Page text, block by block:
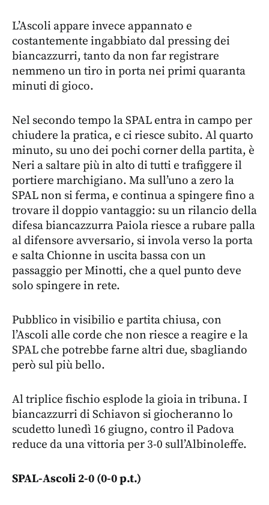
L’Ascoli appare invece appannato e
costantemente ingabbiato dal pressing dei
biancazzurri, tanto da non far registrare
nemmeno un tiro in porta nei primi quaranta
minuti di gioco.
Nel secondo tempo la SPAL entra in campo per
chiudere la pratica, e ci riesce subito. Al quarto
minuto, su uno dei pochi corner della partita, è
Neri a saltare più in alto di tutti e trafiggere il
portiere marchigiano. Ma sull’uno a zero la
SPAL non si ferma, e continua a spingere fino a
trovare il doppio vantaggio: su un rilancio della
difesa biancazzurra Paiola riesce a rubare palla
al difensore avversario, si invola verso la porta
e salta Chionne in uscita bassa con un
passaggio per Minotti, che a quel punto deve
solo spingere in rete.
Pubblico in visibilio e partita chiusa, con
l’Ascoli alle corde che non riesce a reagire e la
SPAL che potrebbe farne altri due, sbagliando
però sul più bello.
Al triplice fischio esplode la gioia in tribuna. I
biancazzurri di Schiavon si giocheranno lo
scudetto lunedì 16 giugno, contro il Padova
reduce da una vittoria per 3-0 sull’Albinoleffe.
SPAL-Ascoli 2-0 (0-0 p.t.)